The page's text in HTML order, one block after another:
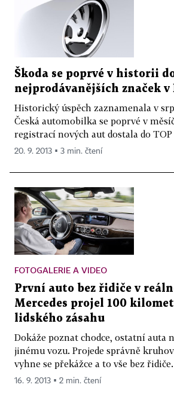
Škoda se poprvé v historii
nejprodávanějších značek v
Historický úspěch zaznamenala v
Česká automobilka se poprvé v
registrací nových aut dostala do TOP
20. 9. 2013 ▪ 3 min. čtení
FOTOGALERIE A VIDEO
První auto bez řidiče v
Mercedes projel 100
lidského zásahu
Dokáže poznat chodce, ostatní auta
jinému vozu. Projede správně
vyhne se překážce a to vše bez
16. 9. 2013 ▪ 2 min. čtení